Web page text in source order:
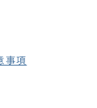
事項